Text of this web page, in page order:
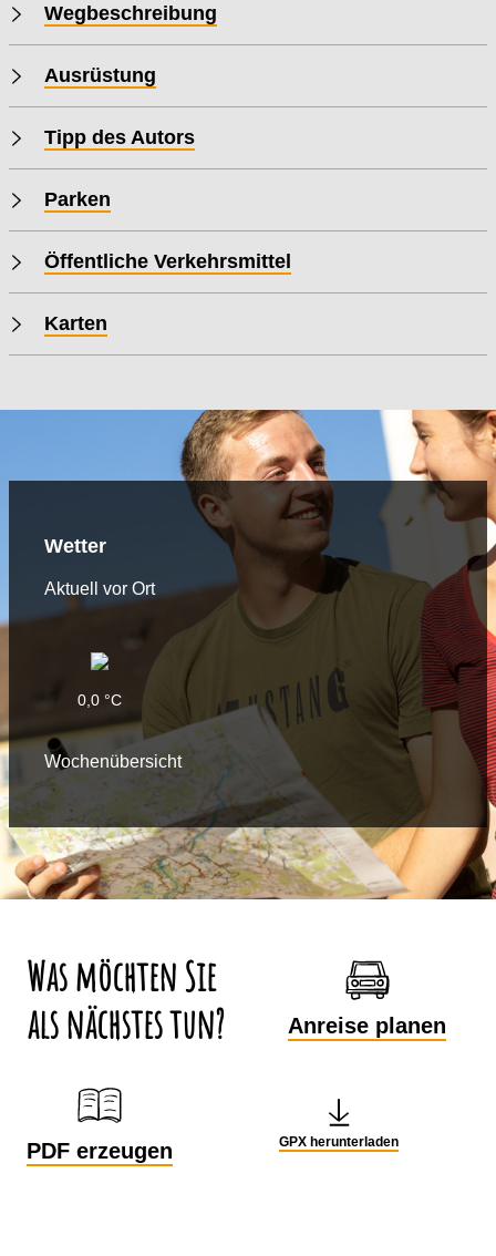
Wegbeschreibung
Ausrüstung
Tipp des Autors
Parken
Öffentliche Verkehrsmittel
Karten
Wetter
Aktuell vor Ort
0,0 °C
Wochenübersicht
Was möchten Sie
als nächstes tun?
Anreise planen
PDF erzeugen GPX herunterladen